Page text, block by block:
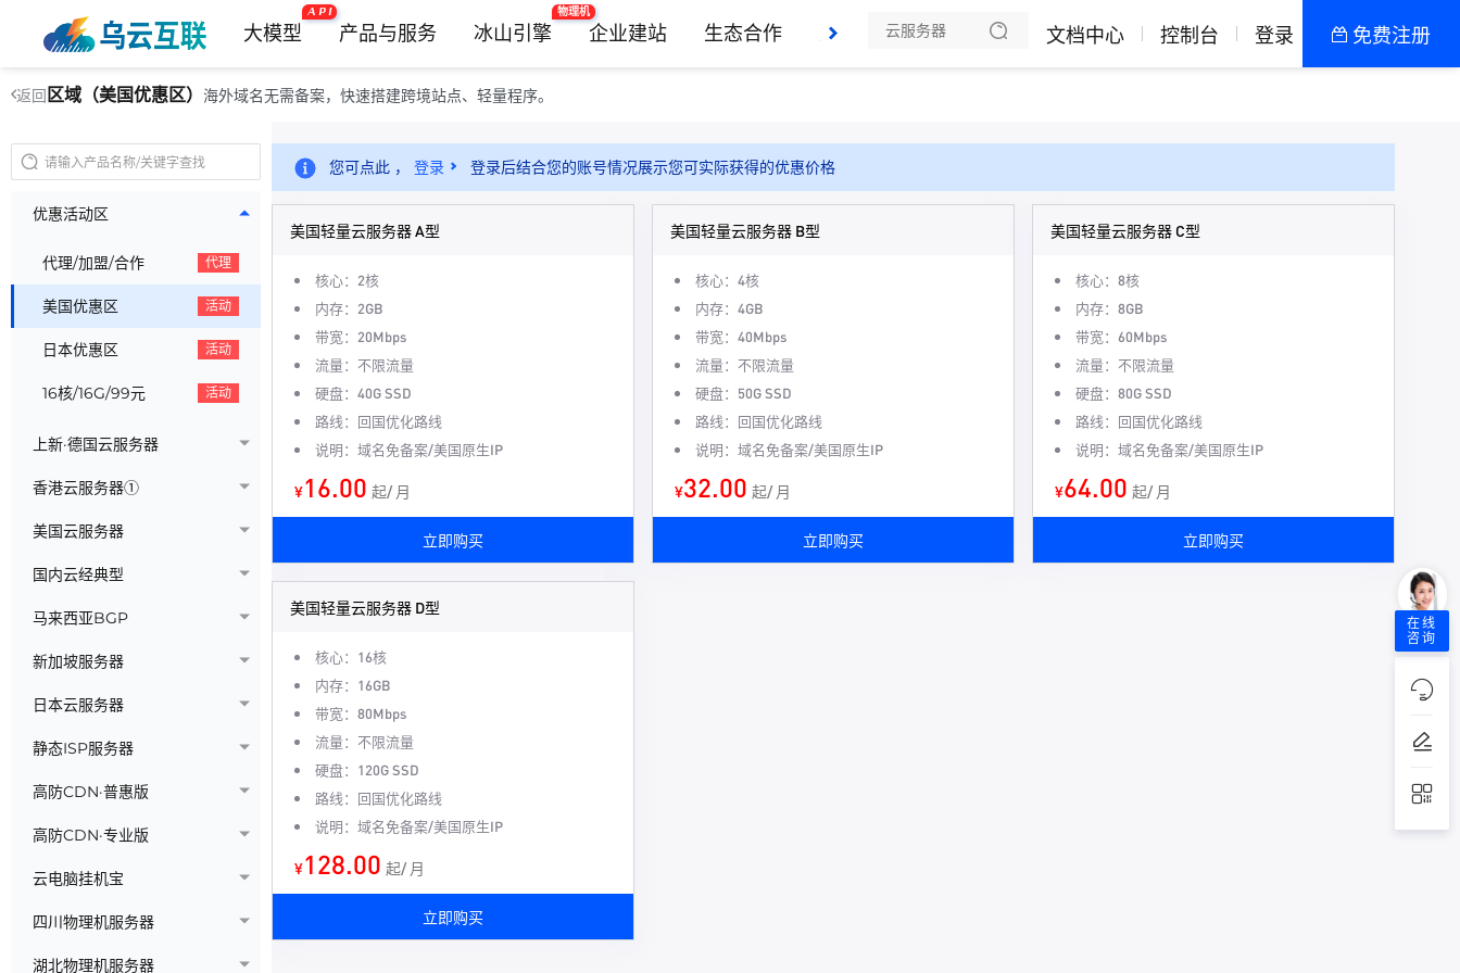
大模型
A P I
产品与服务 冰山引擎
物理机
企业建站 生态合作 支持与服务 解决方案 了解我们 创作招募计划
文档中心 控制台 登录 免费注册
返回 区域（美国优惠区） 海外域名无需备案，快速搭建跨境站点、轻量程序。
优惠活动区
代理/加盟/合作 代理
美国优惠区 活动
日本优惠区 活动
16核/16G/99元 活动
上新·德国云服务器
香港云服务器①
美国云服务器
国内云经典型
马来西亚BGP
新加坡服务器
日本云服务器
静态ISP服务器
高防CDN·普惠版
高防CDN·专业版
云电脑挂机宝
四川物理机服务器
湖北物理机服务器
您可点此 ， 登录 登录后结合您的账号情况展示您可实际获得的优惠价格
美国轻量云服务器 A型
核心：2核
内存：2GB
带宽：20Mbps
流量：不限流量
硬盘：40G SSD
路线：回国优化路线
说明：域名免备案/美国原生IP
¥16.00 起/ 月
立即购买
美国轻量云服务器 B型
核心：4核
内存：4GB
带宽：40Mbps
流量：不限流量
硬盘：50G SSD
路线：回国优化路线
说明：域名免备案/美国原生IP
¥32.00 起/ 月
立即购买
美国轻量云服务器 C型
核心：8核
内存：8GB
带宽：60Mbps
流量：不限流量
硬盘：80G SSD
路线：回国优化路线
说明：域名免备案/美国原生IP
¥64.00 起/ 月
立即购买
美国轻量云服务器 D型
核心：16核
内存：16GB
带宽：80Mbps
流量：不限流量
硬盘：120G SSD
路线：回国优化路线
说明：域名免备案/美国原生IP
¥128.00 起/ 月
立即购买
在线
咨询